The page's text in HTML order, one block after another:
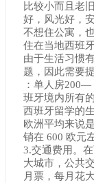
比较小而且老
好，风光好，
不想住公寓，
住在当地西班
由于生活习惯
题，因此需要
：单人房
班牙境内所有
西班牙留学的
欧洲平均来说
销在 600 欧元
3.交通费用。
大城市，公共
月票，每月花